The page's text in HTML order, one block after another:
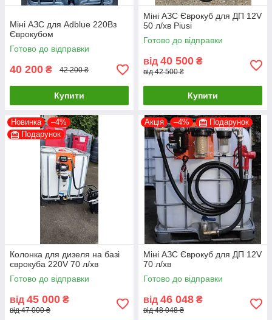
Міні АЗС для Adblue 220Вз
Єврокубом
Готово до відправки
40 200 ₴ 42 200 ₴
Купити
Міні АЗС Єврокуб для ДП 12V
50 л/хв Piusi
Готово до відправки
від 40 500 ₴
від 42 500 ₴
Купити
Новинка
–4%
Подарунок
Колонка для дизеля на базі
єврокуба 220V 70 л/хв
Готово до відправки
від 45 000 ₴
від 47 000 ₴
Акція –4% Подарунок
Міні АЗС Єврокуб для ДП 12V
70 л/хв
Готово до відправки
від 46 048 ₴
від 48 048 ₴